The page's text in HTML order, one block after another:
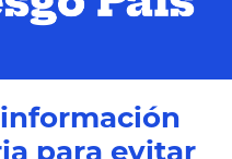
para evitar